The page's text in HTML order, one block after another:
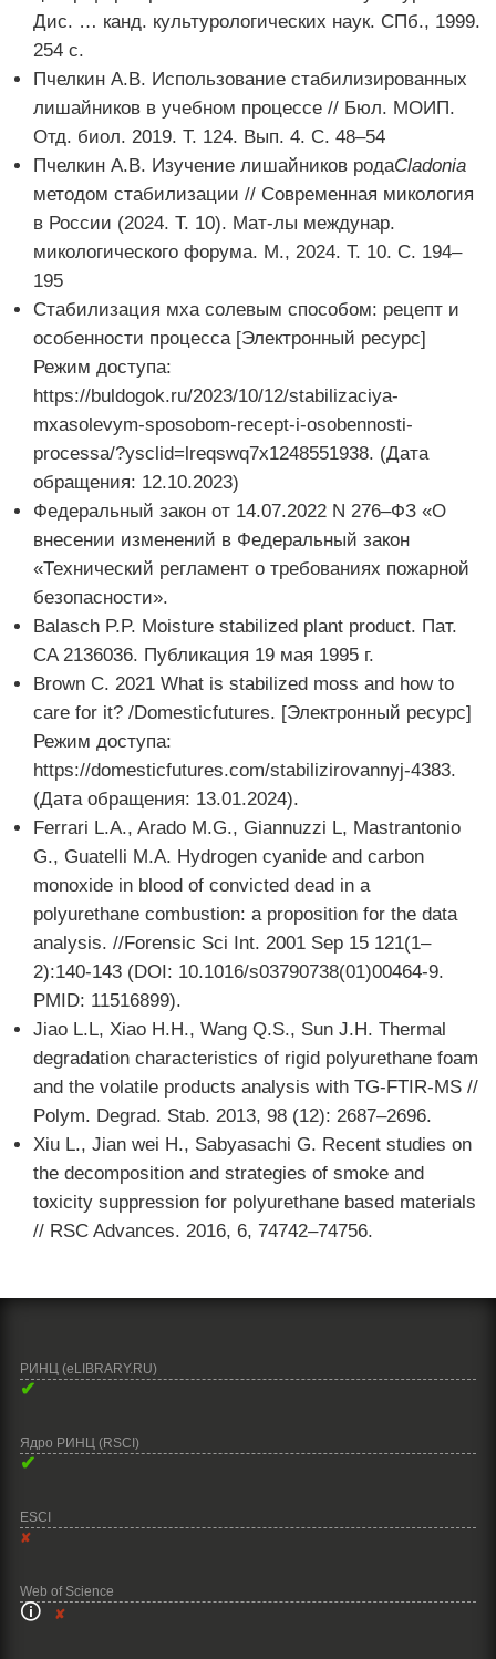
Дис. … канд. культурологических наук. СПб., 1999.
254 с.
Пчелкин А.В. Использование стабилизированных
лишайников в учебном процессе // Бюл. МОИП.
Отд. биол. 2019. Т. 124. Вып. 4. С. 48–54
Пчелкин А.В. Изучение лишайников родаCladonia
методом стабилизации // Современная микология
в России (2024. Т. 10). Мат-лы междунар.
микологического форума. М., 2024. Т. 10. С. 194–
195
Стабилизация мха солевым способом: рецепт и
особенности процесса [Электронный ресурс]
Режим доступа:
https://buldogok.ru/2023/10/12/stabilizaciya-
mxasolevym-sposobom-recept-i-osobennosti-
processa/?ysclid=lreqswq7x1248551938. (Дата
обращения: 12.10.2023)
Федеральный закон от 14.07.2022 N 276–ФЗ «О
внесении изменений в Федеральный закон
«Технический регламент о требованиях пожарной
безопасности».
Balasch P.P. Moisture stabilized plant product. Пат.
CA 2136036. Публикация 19 мая 1995 г.
Brown C. 2021 What is stabilized moss and how to
care for it? /Domesticfutures. [Электронный ресурс]
Режим доступа:
https://domesticfutures.com/stabilizirovannyj-4383.
(Дата обращения: 13.01.2024).
Ferrari L.A., Arado M.G., Giannuzzi L, Mastrantonio
G., Guatelli M.A. Hydrogen cyanide and carbon
monoxide in blood of convicted dead in a
polyurethane combustion: a proposition for the data
analysis. //Forensic Sci Int. 2001 Sep 15 121(1–
2):140-143 (DOI: 10.1016/s03790738(01)00464-9.
PMID: 11516899).
Jiao L.L, Xiao H.H., Wang Q.S., Sun J.H. Thermal
degradation characteristics of rigid polyurethane foam
and the volatile products analysis with TG-FTIR-MS //
Polym. Degrad. Stab. 2013, 98 (12): 2687–2696.
Xiu L., Jian wei H., Sabyasachi G. Recent studies on
the decomposition and strategies of smoke and
toxicity suppression for polyurethane based materials
// RSC Advances. 2016, 6, 74742–74756.
РИНЦ (eLIBRARY.RU)
✔
Ядро РИНЦ (RSCI)
✔
ESCI
✘
Web of Science
🛈 ✘